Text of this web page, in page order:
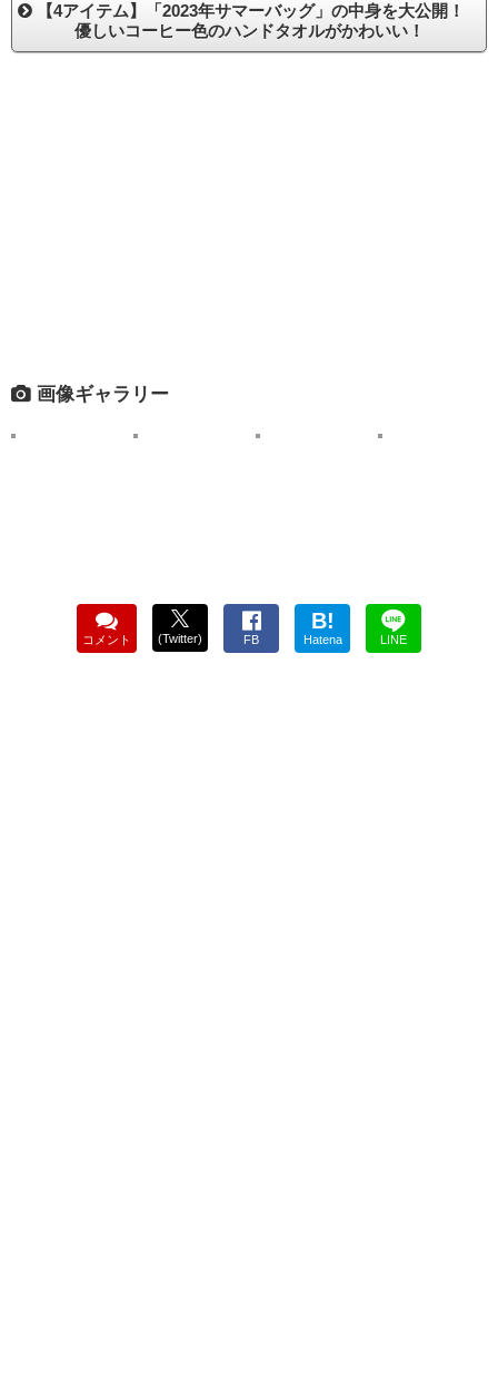
【4アイテム】「2023年サマーバッグ」の中身を大公開！
優しいコーヒー色のハンドタオルがかわいい！
画像ギャラリー
コメント (Twitter) FB
B!
Hatena LINE